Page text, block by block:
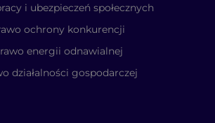
i ubezpieczeń społecznych
ochrony konkurencji
energii odnawialnej
działalności gospodarczej